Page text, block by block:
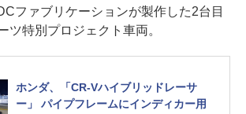
ファブリケーションが製作した2台目
ツ特別プロジェクト車両。
ホンダ、「CR-Vハイブリッドレーサ
ー」 パイプフレームにインディカー用